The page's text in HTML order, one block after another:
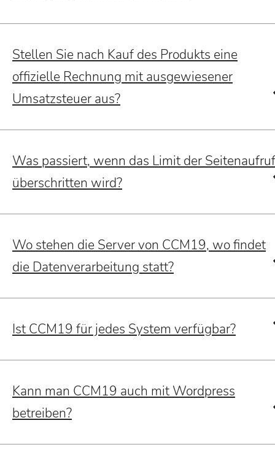
Stellen Sie nach Kauf des Produkts eine
offizielle Rechnung mit ausgewiesener
Umsatzsteuer aus?
Was passiert, wenn das Limit der
überschritten wird?
Wo stehen die Server von CCM19, wo findet
die Datenverarbeitung statt?
Ist CCM19 für jedes System verfügbar?
Kann man CCM19 auch mit Wordpress
betreiben?